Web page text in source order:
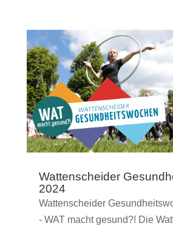
Wattenscheider
2024
Wattenscheider
- WAT macht gesund?! Die